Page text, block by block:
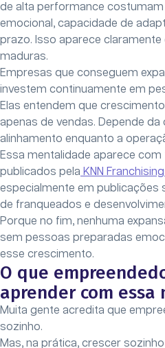
de alta performance costumam
emocional, capacidade de
prazo. Isso aparece
maduras.
Empresas que conseguem
investem continuamente em
Elas entendem que
apenas de vendas. Depende
alinhamento enquanto a
Essa mentalidade aparece
publicados pela KNN
especialmente em publicações
de franqueados e
Porque no fim, nenhuma
sem pessoas preparadas
esse crescimento.
O que
aprender com
Muita gente acredita que
sozinho.
Mas, na prática, crescer